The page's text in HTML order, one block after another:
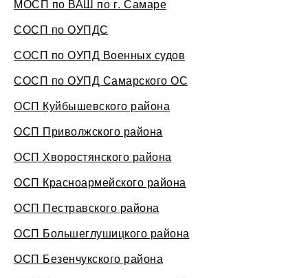
МОСП по ВАШ по г. Самаре
СОСП по ОУПДС
СОСП по ОУПД Военных судов
СОСП по ОУПД Самарского ОС
ОСП Куйбышевского района
ОСП Приволжского района
ОСП Хворостянского района
ОСП Красноармейского района
ОСП Пестравского района
ОСП Большеглушицкого района
ОСП Безенчукского района